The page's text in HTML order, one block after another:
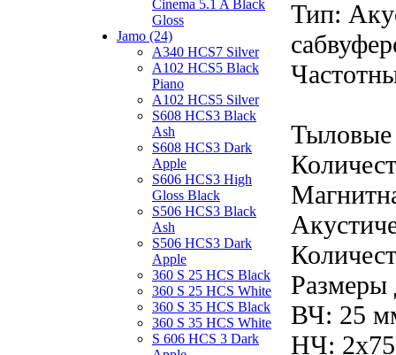
Cinema 5.1 A Black
Gloss
Jamo (24)
A340 HCS7 Silver
A102 HCS5 Black
Piano
A102 HCS5 Silver
S608 HCS3 Black
Ash
S608 HCS3 Dark
Apple
S606 HCS3 High
Gloss Black
S506 HCS3 Black
Ash
S506 HCS3 Dark
Apple
360 S 25 HCS Black
360 S 25 HCS White
360 S 35 HCS Black
360 S 35 HCS White
S 606 HCS 3 Dark
Тип:
Тыловые
Размеры
ВЧ: 25
НЧ: